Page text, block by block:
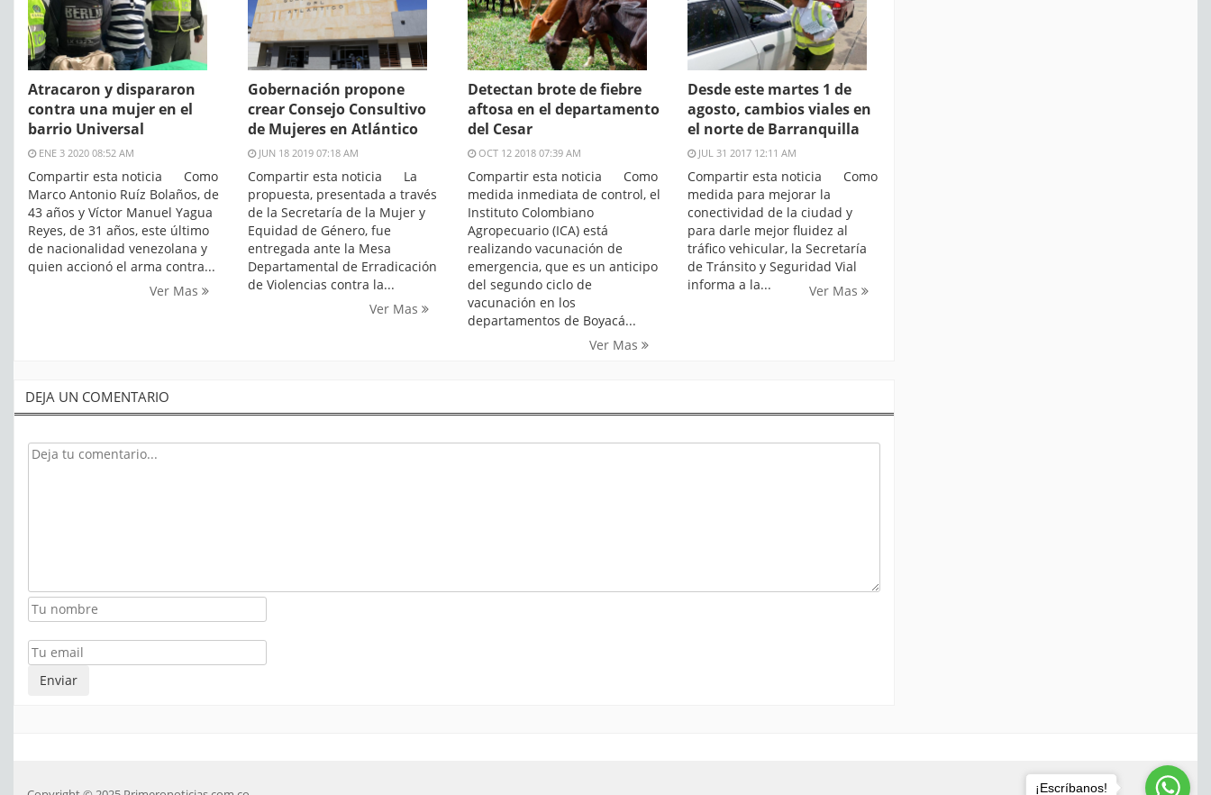
Atracaron y dispararon
contra una mujer en el
barrio Universal
ENE 3 2020 08:52 AM
Compartir esta noticia Como
Marco Antonio Ruíz Bolaños, de
43 años y Víctor Manuel Yagua
Reyes, de 31 años, este último
de nacionalidad venezolana y
quien accionó el arma contra...
Ver Mas
Gobernación propone
crear Consejo Consultivo
de Mujeres en Atlántico
JUN 18 2019 07:18 AM
Compartir esta noticia La
propuesta, presentada a través
de la Secretaría de la Mujer y
Equidad de Género, fue
entregada ante la Mesa
Departamental de Erradicación
de Violencias contra la...
Ver Mas
Detectan brote de fiebre
aftosa en el departamento
del Cesar
OCT 12 2018 07:39 AM
Compartir esta noticia Como
medida inmediata de control, el
Instituto Colombiano
Agropecuario (ICA) está
realizando vacunación de
emergencia, que es un anticipo
del segundo ciclo de
vacunación en los
departamentos de Boyacá...
Ver Mas
Desde este martes 1 de
agosto, cambios viales en
el norte de Barranquilla
JUL 31 2017 12:11 AM
Compartir esta noticia Como
medida para mejorar la
conectividad de la ciudad y
para darle mejor fluidez al
tráfico vehicular, la Secretaría
de Tránsito y Seguridad Vial
informa a la...
Ver Mas
DEJA UN COMENTARIO
¡Escríbanos!